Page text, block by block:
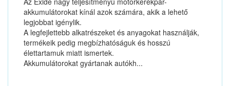
akkumulátorokat kínál azok számára, akik a lehető
legjobbat igénylik.
A legfejlettebb alkatrészeket és anyagokat használják,
termékeik pedig megbízhatóságuk és hosszú
élettartamuk miatt ismertek.
Akkumulátorokat gyártanak autókh...